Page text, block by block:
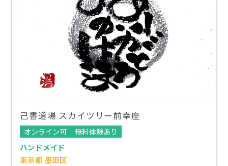
己書道場 スカイツリー前幸座
オンライン可
無料体験あり
ハンドメイド
東京都 墨田区